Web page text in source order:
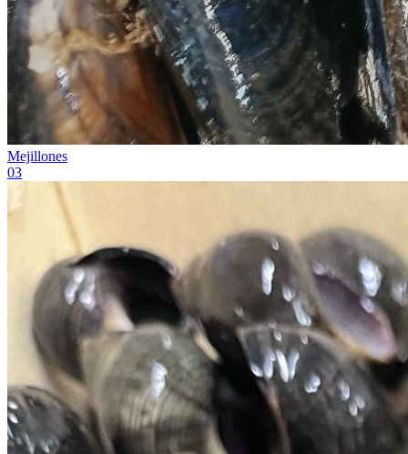
Mejillones
03